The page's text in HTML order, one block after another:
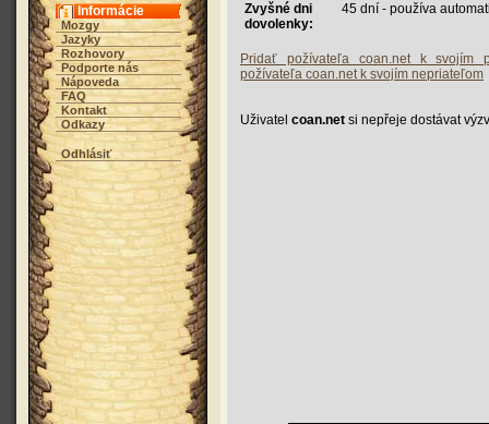
Informácie
Mozgy
Jazyky
Rozhovory
Podporte nás
Nápoveda
FAQ
Kontakt
Odkazy
Odhlásiť
Zvyšné dni
dovolenky:
45 dní - používa
Pridať požívateľa coan.net k svojím
požívateľa coan.net k svojím nepriateľom
Uživatel coan.net si nepřeje dostávat